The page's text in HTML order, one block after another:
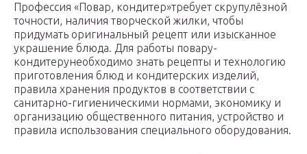
Профессия «Повар, кондитер»требует скрупулёзной
точности, наличия творческой жилки, чтобы
придумать оригинальный рецепт или изысканное
украшение блюда. Для работы повару-
кондитерунеобходимо знать рецепты и технологию
приготовления блюд и кондитерских изделий,
правила хранения продуктов в соответствии с
санитарно-гигиеническими нормами, экономику и
организацию общественного питания, устройство и
правила использования специального оборудования.